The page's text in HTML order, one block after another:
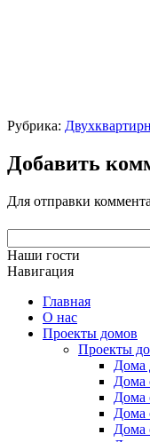
Рубрика:
Добавить
Для отправки
Наши гости
Навигация
Главная
О нас
Проекты домов
Проекты
Дома
Дома
Дома
Дома
Дома